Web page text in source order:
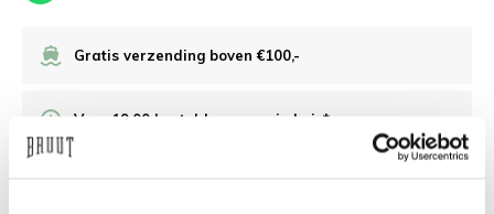
Gratis verzending boven €100,-
Voor 19:00 besteld, morgen in huis*